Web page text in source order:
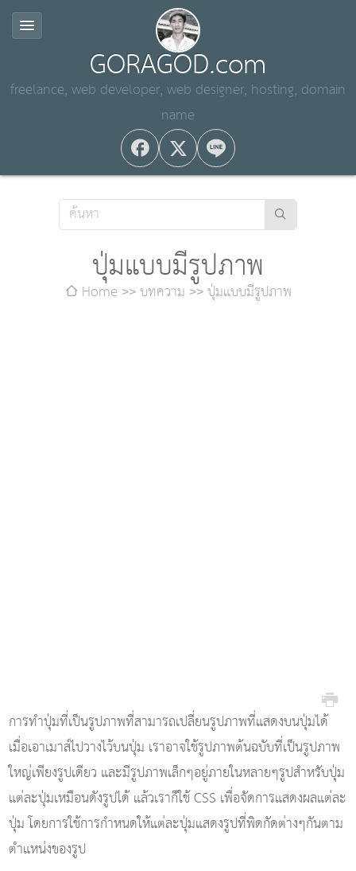
GORAGOD.com
freelance, web developer, web designer, hosting, domain
name
ปุ่มแบบมีรูปภาพ
Home บทความ ปุ่มแบบมีรูปภาพ
การทำปุ่มที่เป็นรูปภาพที่สามารถเปลี่ยนรูปภาพที่แสดงบนปุ่มได้
เมื่อเอาเมาส์ไปวางไว้บนปุ่ม เราอาจใช้รูปภาพต้นฉบับที่เป็นรูปภาพ
ใหญ่เพียงรูปเดียว และมีรูปภาพเล็กๆอยู่ภายในหลายๆรูปสำหรับปุ่ม
แต่ละปุ่มเหมือนดังรูปได้ แล้วเราก็ใช้ CSS เพื่อจัดการแสดงผลแต่ละ
ปุ่ม โดยการใช้การกำหนดให้แต่ละปุ่มแสดงรูปที่พิดกัดต่างๆกันตาม
ตำแหน่งของรูป